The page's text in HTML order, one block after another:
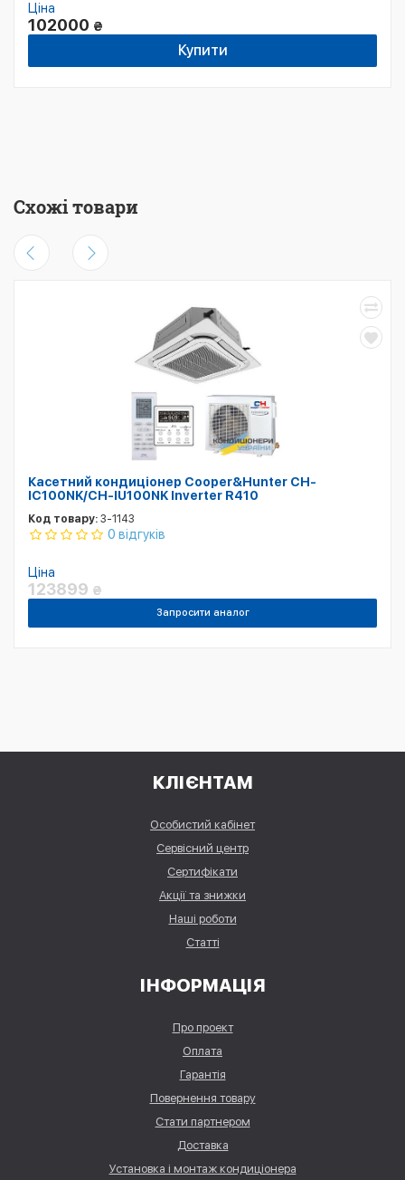
Ціна
102000 ₴
Купити
Схожі товари
Касетний кондиціонер Cooper&Hunter CH-
IC100NK/CH-IU100NK Inverter R410
Код товару: 3-1143
0 відгуків
Ціна
123899 ₴
Запросити аналог
КЛІЄНТАМ
Особистий кабінет
Сервісний центр
Сертифікати
Акції та знижки
Наші роботи
Статті
ІНФОРМАЦІЯ
Про проект
Оплата
Гарантія
Повернення товару
Стати партнером
Доставка
Установка і монтаж кондиціонера